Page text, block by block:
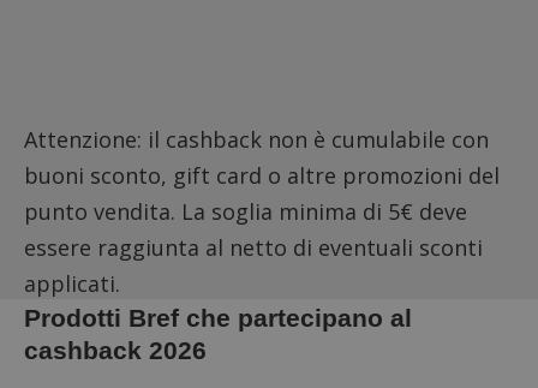
Attenzione: il cashback non è cumulabile con
buoni sconto, gift card o altre promozioni del
punto vendita. La soglia minima di 5€ deve
essere raggiunta al netto di eventuali sconti
applicati.
Prodotti Bref che partecipano al
cashback 2026